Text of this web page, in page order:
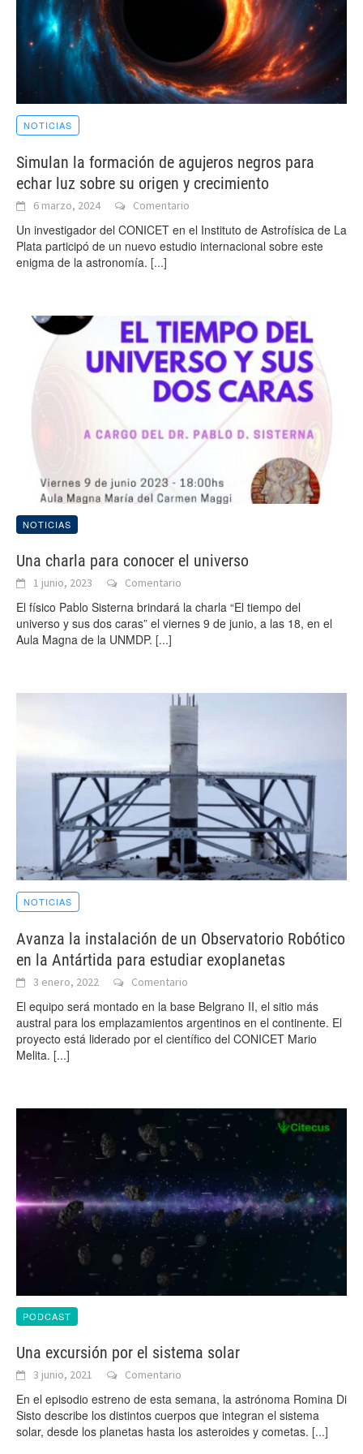
NOTICIAS
Simulan la formación de agujeros negros para
echar luz sobre su origen y crecimiento
6 marzo, 2024 Comentario
Un investigador del CONICET en el Instituto de Astrofísica de La
Plata participó de un nuevo estudio internacional sobre este
enigma de la astronomía. [...]
NOTICIAS
Una charla para conocer el universo
1 junio, 2023 Comentario
El físico Pablo Sisterna brindará la charla “El tiempo del
universo y sus dos caras” el viernes 9 de junio, a las 18, en el
Aula Magna de la UNMDP. [...]
NOTICIAS
Avanza la instalación de un Observatorio Robótico
en la Antártida para estudiar exoplanetas
3 enero, 2022 Comentario
El equipo será montado en la base Belgrano II, el sitio más
austral para los emplazamientos argentinos en el continente. El
proyecto está liderado por el científico del CONICET Mario
Melita. [...]
PODCAST
Una excursión por el sistema solar
3 junio, 2021 Comentario
En el episodio estreno de esta semana, la astrónoma Romina Di
Sisto describe los distintos cuerpos que integran el sistema
solar, desde los planetas hasta los asteroides y cometas. [...]